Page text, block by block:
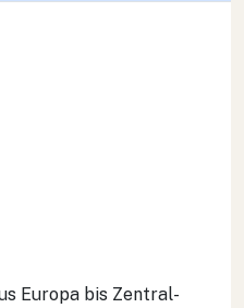
Europa bis Zentral-